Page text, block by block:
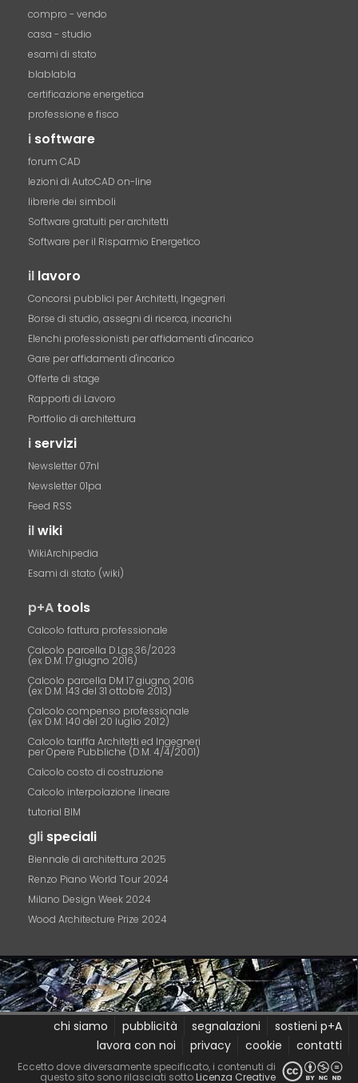
compro - vendo
casa - studio
esami di stato
blablabla
certificazione energetica
professione e fisco
i software
forum CAD
lezioni di AutoCAD on-line
librerie dei simboli
Software gratuiti per architetti
Software per il Risparmio Energetico
il lavoro
Concorsi pubblici per Architetti, Ingegneri
Borse di studio, assegni di ricerca, incarichi
Elenchi professionisti per affidamenti d'incarico
Gare per affidamenti d'incarico
Offerte di stage
Rapporti di Lavoro
Portfolio di architettura
i servizi
Newsletter 07nl
Newsletter 01pa
Feed RSS
ilwiki
WikiArchipedia
Esami di stato (wiki)
p+A tools
Calcolo fattura professionale
Calcolo parcella D.Lgs.36/2023
(ex D.M. 17 giugno 2016)
Calcolo parcella DM 17 giugno 2016
(ex D.M. 143 del 31 ottobre 2013)
Calcolo compenso professionale
(ex D.M. 140 del 20 luglio 2012)
Calcolo tariffa Architetti ed Ingegneri
per Opere Pubbliche (D.M. 4/4/2001)
Calcolo costo di costruzione
Calcolo interpolazione lineare
tutorial BIM
gli speciali
Biennale di architettura 2025
Renzo Piano World Tour 2024
Milano Design Week 2024
Wood Architecture Prize 2024
chi siamo pubblicità segnalazioni
sostieni p+A
lavora con noi
privacy cookie contatti
Eccetto dove diversamente specificato, i contenuti di
questo sito sono rilasciati sottoLicenza Creative